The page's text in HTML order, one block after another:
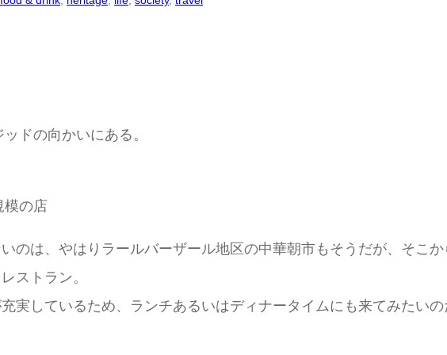
ドの向かいにある。
模の店
のは、やはりラールバーザール地区の中華朝市もそうだが、そこ
ストラン。
実しているため、ランチあるいはディナータイムにも来てみたい